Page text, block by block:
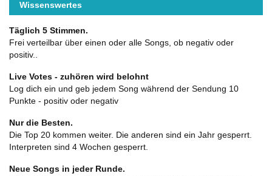
Wissenswertes
Täglich 5 Stimmen.
Frei verteilbar über einen oder alle Songs, ob negativ oder
positiv..
Live Votes - zuhören wird belohnt
Log dich ein und geb jedem Song während der Sendung 10
Punkte - positiv oder negativ
Nur die Besten.
Die Top 20 kommen weiter. Die anderen sind ein Jahr gesperrt.
Interpreten sind 4 Wochen gesperrt.
Neue Songs in jeder Runde.